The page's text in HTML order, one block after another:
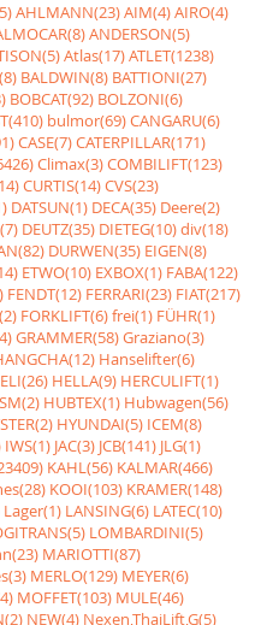
AHLMANN(23)AIM(4)AIRO(4)
ANDERSON(5)
Atlas(17)ATLET(1238)
BALDWIN(8) BATTIONI(27)
BOBCAT(92) BOLZONI(6)
bulmor(69)CANGARU(6)
CASE(7)CATERPILLAR(171)
Climax(3)COMBILIFT(123)
CURTIS(14)CVS(23)
DATSUN(1) DECA(35) Deere(2)
DEUTZ(35) DIETEG(10)div(18)
DURWEN(35) EIGEN(8)
ETWO(10) EXBOX(1) FABA(122)
FENDT(12) FERRARI(23) FIAT(217)
FORKLIFT(6)frei(1) FÜHR(1)
GRAMMER(58)Graziano(3)
Hanselifter(6)
HELLA(9) HERCULIFT(1)
HUBTEX(1) Hubwagen(56)
HYUNDAI(5) ICEM(8)
IWS(1) JAC(3) JCB(141) JLG(1)
KAHL(56) KALMAR(466)
KOOI(103) KRAMER(148)
Lager(1) LANSING(6) LATEC(10)
LOMBARDINI(5)
MARIOTTI(87)
MERLO(129) MEYER(6)
MOFFET(103) MULE(46)
NEW(4) Nexen,ThaiLift,G(5)